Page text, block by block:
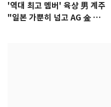
'역대 최고 멤버' 육상 男 계주
"일본 가뿐히 넘고 AG 金 따겠